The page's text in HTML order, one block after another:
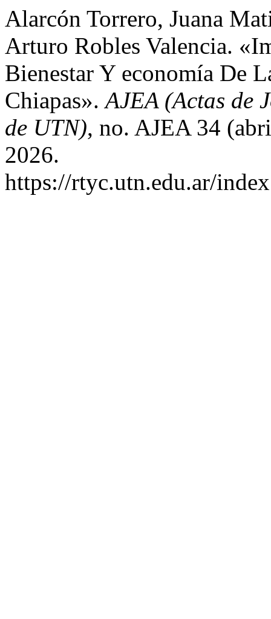
Alarcón Torrero, Juana
Arturo Robles Valencia.
Bienestar Y economía De
Chiapas».AJEA (Actas de
de UTN), no. AJEA 34
2026.
https://rtyc.utn.edu.ar/